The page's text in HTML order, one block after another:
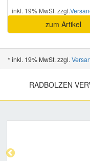
inkl. 19% MwSt. zzgl.
zum Artikel
* inkl. 19% MwSt. zzgl.
RADBOLZEN